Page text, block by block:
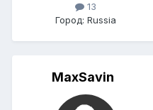
13
Город: Russia
MaxSavin